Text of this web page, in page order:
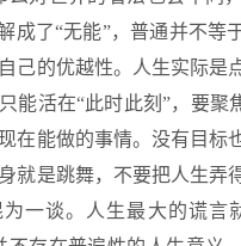
成了“无能”，普通并不等
己的优越性。人生实际是
能活在“此时此刻”，要聚
在能做的事情。没有目标
就是跳舞，不要把人生弄
一谈。人生最大的谎言